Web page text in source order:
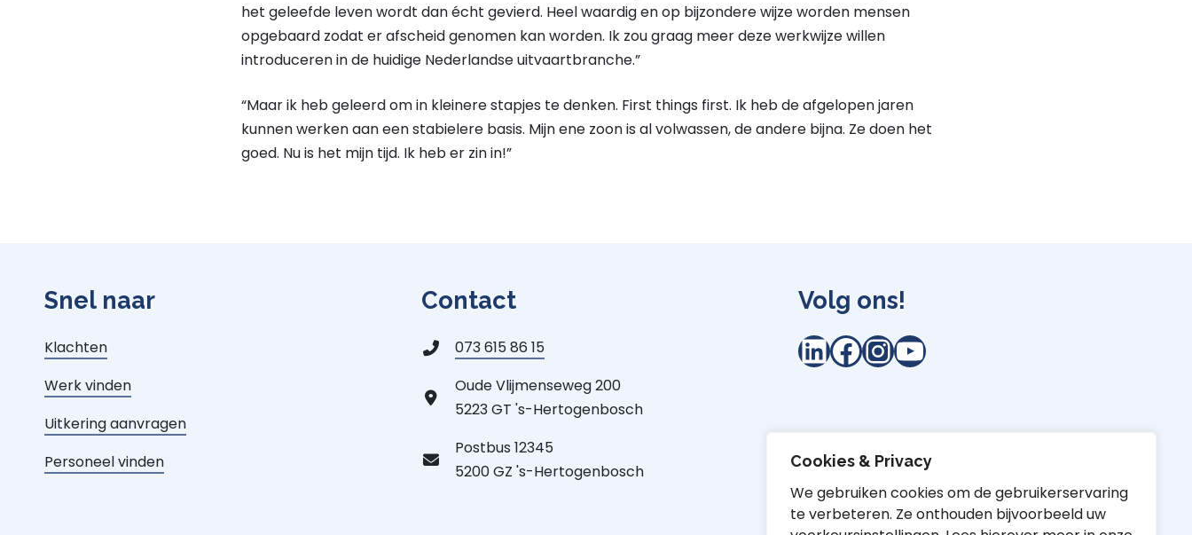
Cookies & Privacy
We gebruiken cookies om de gebruikerservaring
te verbeteren. Ze onthouden bijvoorbeeld uw
het geleefde leven wordt dan écht gevierd. Heel waardig en op bijzondere wijze worden mensen
opgebaard zodat er afscheid genomen kan worden. Ik zou graag meer deze werkwijze willen
introduceren in de huidige Nederlandse uitvaartbranche.”
“Maar ik heb geleerd om in kleinere stapjes te denken. First things first. Ik heb de afgelopen jaren
kunnen werken aan een stabielere basis. Mijn ene zoon is al volwassen, de andere bijna. Ze doen het
goed. Nu is het mijn tijd. Ik heb er zin in!”
Snel naar
Klachten
Werk vinden
Uitkering aanvragen
Personeel vinden
Contact
073 615 86 15
Oude Vlijmenseweg 200
5223 GT 's-Hertogenbosch
Postbus 12345
5200 GZ 's-Hertogenbosch
Volg ons!
LinkedIn
Facebook
Instagram
YouTube